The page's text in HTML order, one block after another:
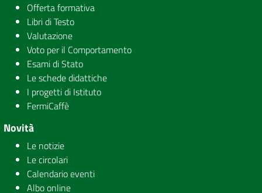
Offerta formativa
Libri di Testo
Valutazione
Voto per il Comportamento
Esami di Stato
Le schede didattiche
I progetti di Istituto
FermiCaffè
Novità
Le notizie
Le circolari
Calendario eventi
Albo online